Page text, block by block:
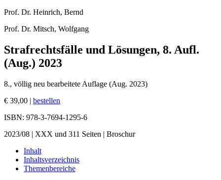
Prof. Dr. Heinrich, Bernd
Prof. Dr. Mitsch, Wolfgang
Strafrechtsfälle und Lösungen, 8. Aufl.
(Aug.) 2023
8., völlig neu bearbeitete Auflage (Aug. 2023)
€ 39,00 | bestellen
ISBN: 978-3-7694-1295-6
2023/08 | XXX und 311 Seiten | Broschur
Inhalt
Inhaltsverzeichnis
Themenbereiche